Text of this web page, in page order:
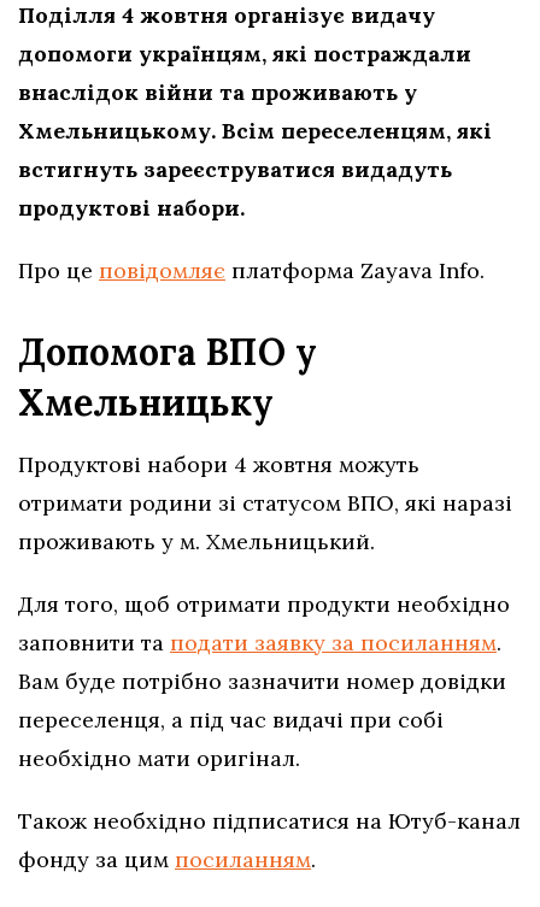
Поділля 4 жовтня організує видачу
допомоги українцям, які постраждали
внаслідок війни та проживають у
Хмельницькому. Всім переселенцям, які
встигнуть зареєструватися видадуть
продуктові набори.
Про це повідомляє платформа Zayava Info.
Допомога ВПО у
Хмельницьку
Продуктові набори 4 жовтня можуть
отримати родини зі статусом ВПО, які наразі
проживають у м. Хмельницький.
Для того, щоб отримати продукти необхідно
заповнити та подати заявку за посиланням.
Вам буде потрібно зазначити номер довідки
переселенця, а під час видачі при собі
необхідно мати оригінал.
Також необхідно підписатися на Ютуб-канал
фонду за цим посиланням.